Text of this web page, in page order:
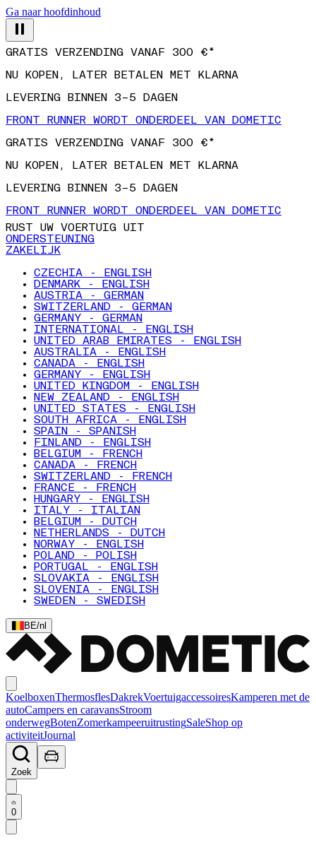
Ga naar hoofdinhoud
GRATIS VERZENDING VANAF 300 €*
NU KOPEN, LATER BETALEN MET KLARNA
LEVERING BINNEN 3–5 DAGEN
FRONT RUNNER WORDT ONDERDEEL VAN DOMETIC
GRATIS VERZENDING VANAF 300 €*
NU KOPEN, LATER BETALEN MET KLARNA
LEVERING BINNEN 3–5 DAGEN
FRONT RUNNER WORDT ONDERDEEL VAN DOMETIC
RUST UW VOERTUIG UIT
ONDERSTEUNING
ZAKELIJK
CZECHIA - ENGLISH
DENMARK - ENGLISH
AUSTRIA - GERMAN
SWITZERLAND - GERMAN
GERMANY - GERMAN
INTERNATIONAL - ENGLISH
UNITED ARAB EMIRATES - ENGLISH
AUSTRALIA - ENGLISH
CANADA - ENGLISH
GERMANY - ENGLISH
UNITED KINGDOM - ENGLISH
NEW ZEALAND - ENGLISH
UNITED STATES - ENGLISH
SOUTH AFRICA - ENGLISH
SPAIN - SPANISH
FINLAND - ENGLISH
BELGIUM - FRENCH
CANADA - FRENCH
SWITZERLAND - FRENCH
FRANCE - FRENCH
HUNGARY - ENGLISH
ITALY - ITALIAN
BELGIUM - DUTCH
NETHERLANDS - DUTCH
NORWAY - ENGLISH
POLAND - POLISH
PORTUGAL - ENGLISH
SLOVAKIA - ENGLISH
SLOVENIA - ENGLISH
SWEDEN - SWEDISH
BE/nl
KoelboxenThermosflesDakrekVoertuigaccessoiresKamperen met de
autoCampers en caravansStroom
onderwegBotenZomerkampeeruitrustingSaleShop op
activiteitJournal
Zoek
0